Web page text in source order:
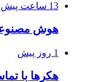
13 ساعت پیش
هوش
1 روز پیش
هکرها با